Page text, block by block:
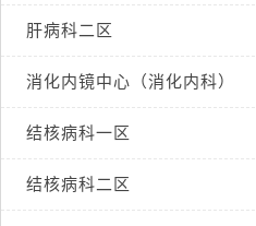
肝病科二区
消化内镜中心（消化内科）
结核病科一区
结核病科二区